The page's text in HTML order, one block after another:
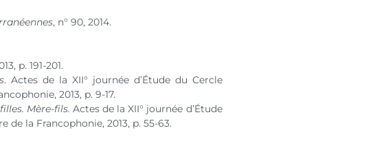
, n° 90, 2014.
p. 191-201.
. Actes de la XII° journée d’Étude du Cercle
2013, p. 9-17.
Mère-fils. Actes de la XII° journée d’Étude
la Francophonie, 2013, p. 55-63.